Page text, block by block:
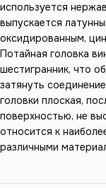
используется
выпускается
оксидированным,
Потайная головка
шестигранник, что
затянуть
головки плоская,
поверхностью, не
относится к
различными